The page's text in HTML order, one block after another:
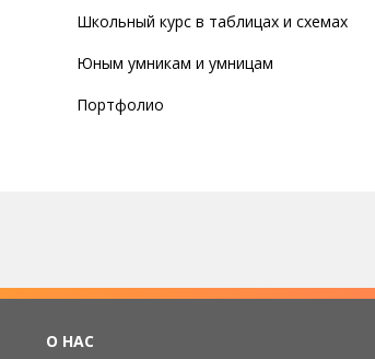
Школьный курс в таблицах и схемах
Юным умникам и умницам
Портфолио
О НАС